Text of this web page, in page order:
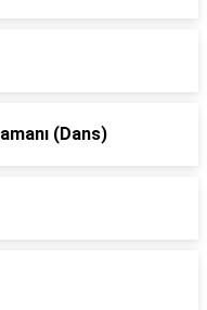
(Dans)